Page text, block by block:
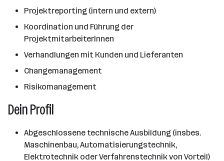
Projektreporting (intern und extern)
Koordination und Führung der
ProjektmitarbeiterInnen
Verhandlungen mit Kunden und Lieferanten
Changemanagement
Risikomanagement
Dein Profil
Abgeschlossene technische Ausbildung (insbes.
Maschinenbau, Automatisierungstechnik,
Elektrotechnik oder Verfahrenstechnik von Vorteil)